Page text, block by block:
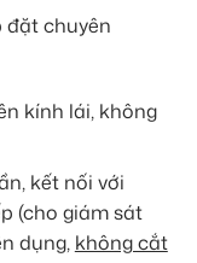
đặt chuyên
kính lái, không
kết nối với
(cho giám sát
dụng, không cắt